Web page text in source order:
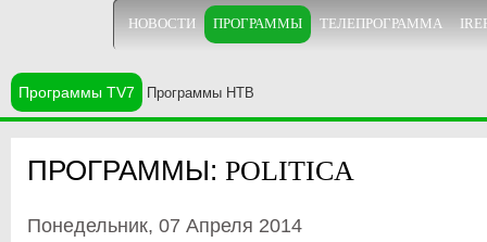
НОВОСТИ ПРОГРАММЫ ТЕЛЕПРОГРАММА
Программы TV7 Программы НТВ
ПРОГРАММЫ: POLITICA
Понедельник, 07 Апреля 2014